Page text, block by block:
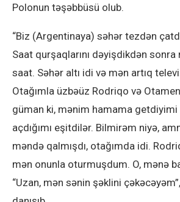
Polonun təşəbbüsü olub.
“Biz (Argentinaya) səhər tezdən
Saat qurşaqlarını dəyişdikdən
saat. Səhər altı idi və mən artıq
Otağımla üzbəüz Rodriqo və
güman ki, mənim hamama
açdığımı eşitdilər. Bilmirəm niyə,
məndə qalmışdı, otağımda idi.
mən onunla oturmuşdum. O, mənə
“Uzan, mən sənin şəklini